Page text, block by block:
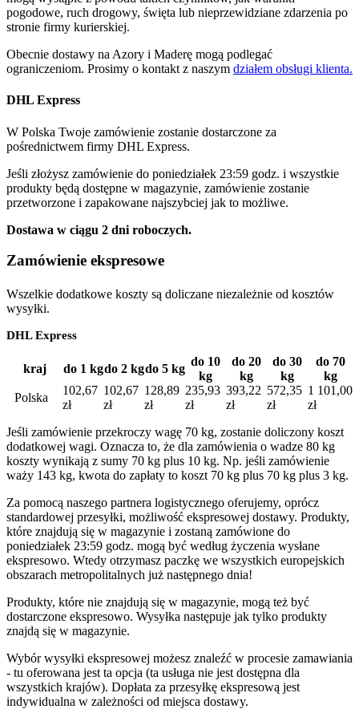
pogodowe, ruch drogowy, święta lub nieprzewidziane zdarzenia po
stronie firmy kurierskiej.
Obecnie dostawy na Azory i Maderę mogą podlegać
ograniczeniom. Prosimy o kontakt z naszym działem obsługi klienta.
DHL Express
W Polska Twoje zamówienie zostanie dostarczone za
pośrednictwem firmy DHL Express.
Jeśli złożysz zamówienie do poniedziałek 23:59 godz. i wszystkie
produkty będą dostępne w magazynie, zamówienie zostanie
przetworzone i zapakowane najszybciej jak to możliwe.
Dostawa w ciągu 2 dni roboczych.
Zamówienie ekspresowe
Wszelkie dodatkowe koszty są doliczane niezależnie od kosztów
wysyłki.
DHL Express
kraj do 1 kgdo 2 kgdo 5 kg
do 10
kg
do 20
kg
do 30
kg
do 70
kg
Polska
102,67
zł
102,67
zł
128,89
zł
235,93
zł
393,22
zł
572,35
zł
1 101,00
zł
Jeśli zamówienie przekroczy wagę 70 kg, zostanie doliczony koszt
dodatkowej wagi. Oznacza to, że dla zamówienia o wadze 80 kg
koszty wynikają z sumy 70 kg plus 10 kg. Np. jeśli zamówienie
waży 143 kg, kwota do zapłaty to koszt 70 kg plus 70 kg plus 3 kg.
Za pomocą naszego partnera logistycznego oferujemy, oprócz
standardowej przesyłki, możliwość ekspresowej dostawy. Produkty,
które znajdują się w magazynie i zostaną zamówione do
poniedziałek 23:59 godz. mogą być według życzenia wysłane
ekspresowo. Wtedy otrzymasz paczkę we wszystkich europejskich
obszarach metropolitalnych już następnego dnia!
Produkty, które nie znajdują się w magazynie, mogą też być
dostarczone ekspresowo. Wysyłka następuje jak tylko produkty
znajdą się w magazynie.
Wybór wysyłki ekspresowej możesz znaleźć w procesie zamawiania
- tu oferowana jest ta opcja (ta usługa nie jest dostępna dla
wszystkich krajów). Dopłata za przesyłkę ekspresową jest
indywidualna w zależności od miejsca dostawy.